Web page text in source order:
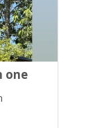
one